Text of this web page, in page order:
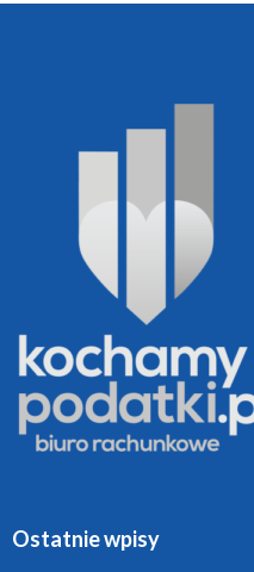
Ostatnie wpisy